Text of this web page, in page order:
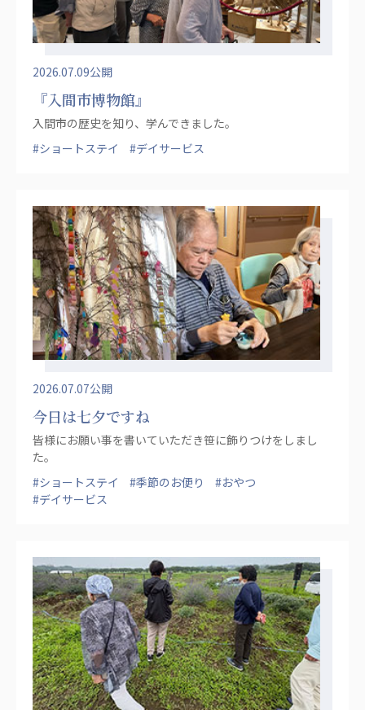
2026.07.09公開
『入間市博物館』
入間市の歴史を知り、学んできました。
#ショートステイ
#デイサービス
2026.07.07公開
今日は七夕ですね
皆様にお願い事を書いていただき笹に飾りつけをしまし
た。
#ショートステイ
#季節のお便り
#おやつ
#デイサービス